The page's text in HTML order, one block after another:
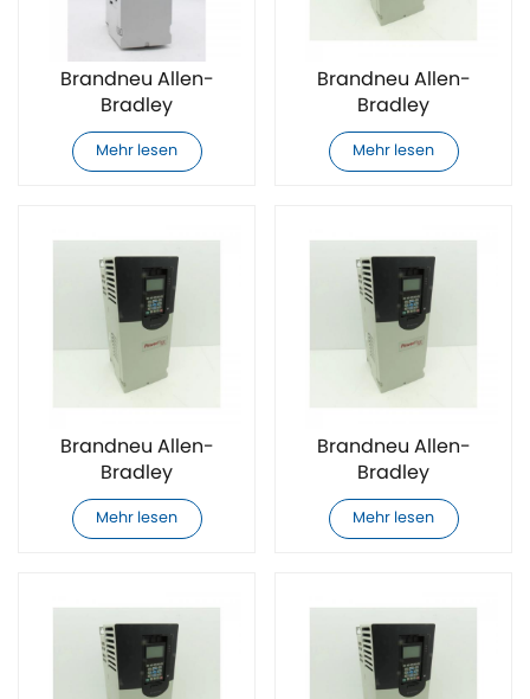
Brandneu Allen-
Bradley
20F11GC015JA0NNNNN
AC-
Mehr lesen
Brandneu Allen-
Bradley
20F11GC022AA0NNNNN
AC-
Mehr lesen
Brandneu Allen-
Bradley
20F11GC022JA0NNNNN
AC-
Mehr lesen
Brandneu Allen-
Bradley
20F11GC030JA0NNNNN
AC-
Mehr lesen